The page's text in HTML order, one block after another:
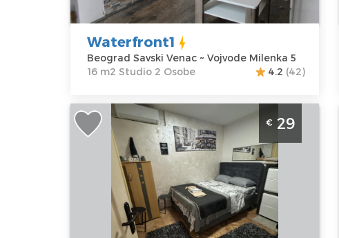
Vojvode
Milenka 5
Cena40 €
Studio
Waterfront1
Beograd Savski Venac ~ Vojvode Milenka 5
16 m2 Studio 2 Osobe
4.2 (42)
Studio Apartman Gavrilo 4 Beograd
Savski Venac. Smešten je u prizemlju
zgrade, površine je 15m2 i namenjen je
za udoban boravak do 2 osobe.
Beograd
Lokacija:
Beograd Savski
Gosti:2
Kvadratura :15
€ 29